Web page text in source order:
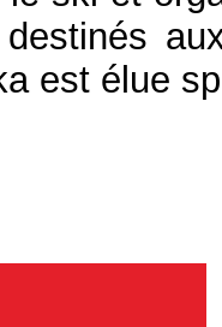
destinés
est élue